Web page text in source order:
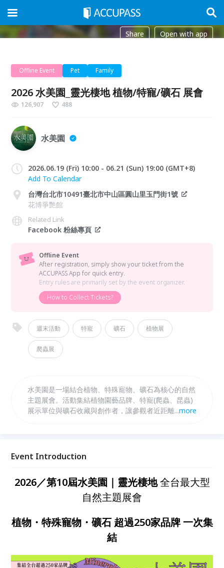
Share Open with app
Offline Event Pet Family
2026 水美園_靈光棲地 植物/特寵/礦石 展會
126,907 488
水美園
2026.06.19 (Fri) 10:00 - 06.21 (Sun) 19:00 (GMT+8)
Add To Calendar
台灣台北市10491臺北市中山區圓山里玉門街1號
花博爭艷館
Related Link
Facebook 粉絲專頁
Offline Event
After registration, simply show your ticket from the
ACCUPASS App for quick entry.
Entry rules are primarily set by the event organizer.
How to Collect Tickets?
週末活動 特寵 礦石 植物展
爬蟲展
水美園是一場結合植物、特殊寵物、礦石為核心的自然
主題展會。活動集結植物園藝品牌、特寵(爬蟲、昆蟲)
展示單位與礦石收藏與創作者，讓參觀者近距離感受生
飲休閒，讓人在輕鬆流動的空間中，與自然重新建立連
...more
Event Introduction
2026／第10屆水美園｜靈光棲地全台最大型
自然主題展會
植物・ 特殊寵物・ 礦石 超過250家品牌 一次集
結